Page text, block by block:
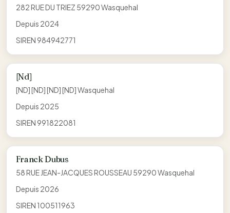
282 RUE DU TRIEZ 59290 Wasquehal
Depuis 2024
SIREN 984942771
[Nd]
[ND] [ND] [ND] [ND] Wasquehal
Depuis 2025
SIREN 991822081
Franck Dubus
58 RUE JEAN-JACQUES ROUSSEAU 59290 Wasquehal
Depuis 2026
SIREN 100511963